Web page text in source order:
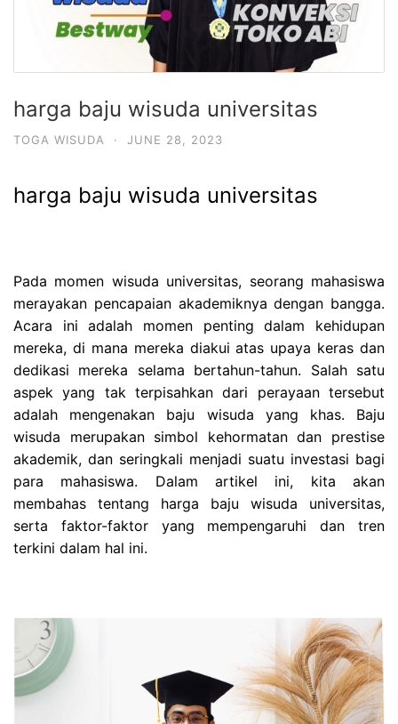
harga baju wisuda universitas
TOGA WISUDA · JUNE 28, 2023
harga baju wisuda universitas
Pada momen wisuda universitas, seorang mahasiswa
merayakan pencapaian akademiknya dengan bangga.
Acara ini adalah momen penting dalam kehidupan
mereka, di mana mereka diakui atas upaya keras dan
dedikasi mereka selama bertahun-tahun. Salah satu
aspek yang tak terpisahkan dari perayaan tersebut
adalah mengenakan baju wisuda yang khas. Baju
wisuda merupakan simbol kehormatan dan prestise
akademik, dan seringkali menjadi suatu investasi bagi
para mahasiswa. Dalam artikel ini, kita akan
membahas tentang harga baju wisuda universitas,
serta faktor-faktor yang mempengaruhi dan tren
terkini dalam hal ini.